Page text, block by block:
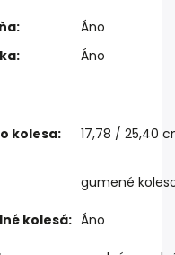
Áno
Áno
kolesa: 17,78 / 25,40
gumené
kolesá: Áno